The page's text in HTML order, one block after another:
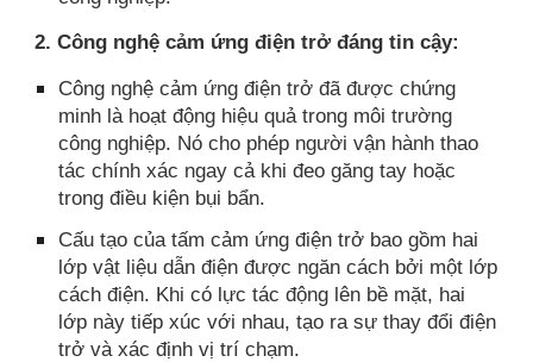
2. Công nghệ cảm ứng điện trở đáng tin cậy:
Công nghệ cảm ứng điện trở đã được chứng
minh là hoạt động hiệu quả trong môi trường
công nghiệp. Nó cho phép người vận hành thao
tác chính xác ngay cả khi đeo găng tay hoặc
trong điều kiện bụi bẩn.
Cấu tạo của tấm cảm ứng điện trở bao gồm hai
lớp vật liệu dẫn điện được ngăn cách bởi một lớp
cách điện. Khi có lực tác động lên bề mặt, hai
lớp này tiếp xúc với nhau, tạo ra sự thay đổi điện
trở và xác định vị trí chạm.